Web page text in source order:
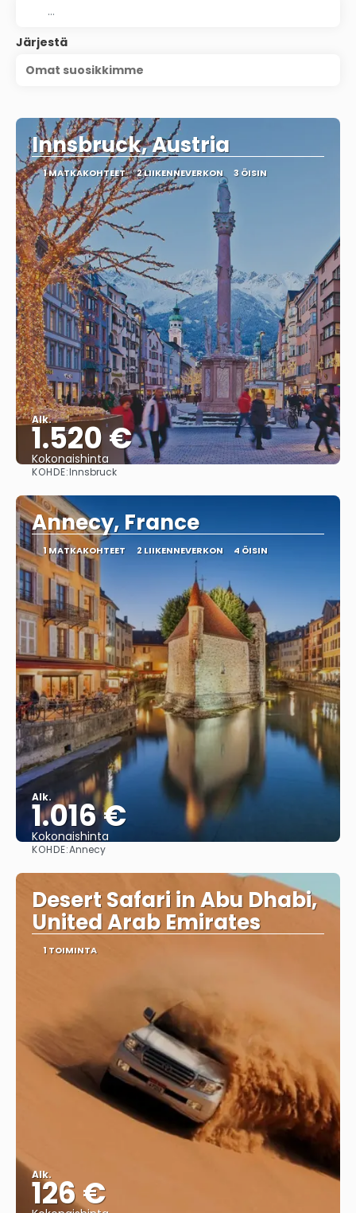
Järjestä
Omat suosikkimme
Innsbruck, Austria
1 MATKAKOHTEET 2 LIIKENNEVERKON 3 ÖISIN
Alk.
1.520 €
Kokonaishinta
KOHDE:Innsbruck
Annecy, France
1 MATKAKOHTEET 2 LIIKENNEVERKON 4 ÖISIN
Alk.
1.016 €
Kokonaishinta
KOHDE:Annecy
Desert Safari in Abu Dhabi,
United Arab Emirates
1 TOIMINTA
Alk.
126 €